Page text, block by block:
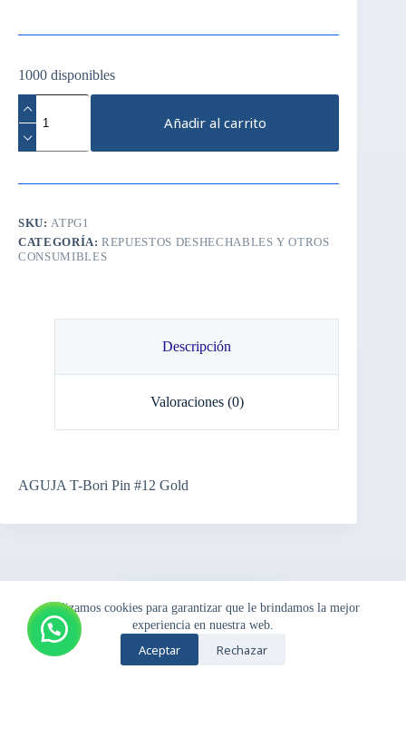
Utilizamos cookies para garantizar que le brindamos la mejor
experiencia en nuestra web.
Aceptar Rechazar
1000 disponibles
T-
Bori
Añadir al carrito
Pedir por
Whatsapp
SKU:ATPG1
CATEGORÍA:REPUESTOS DESHECHABLES Y OTROS
CONSUMIBLES
Descripción
Valoraciones (0)
AGUJA T-Bori Pin #12 Gold
Copyright © {Samben_2024} - Tema para WordPress de